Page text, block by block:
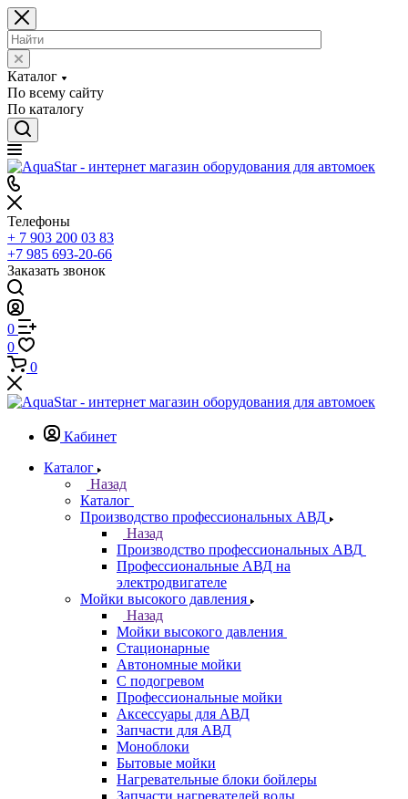
Каталог
По всему сайту
По каталогу
Телефоны
+ 7 903 200 03 83
+7 985 693-20-66
Заказать звонок
0
0
0
Кабинет
Каталог
Назад
Каталог
Производство профессиональных АВД
Назад
Производство профессиональных АВД
Профессиональные АВД на
электродвигателе
Мойки высокого давления
Назад
Мойки высокого давления
Стационарные
Автономные мойки
С подогревом
Профессиональные мойки
Аксессуары для АВД
Запчасти для АВД
Моноблоки
Бытовые мойки
Нагревательные блоки бойлеры
Запчасти нагревателей воды